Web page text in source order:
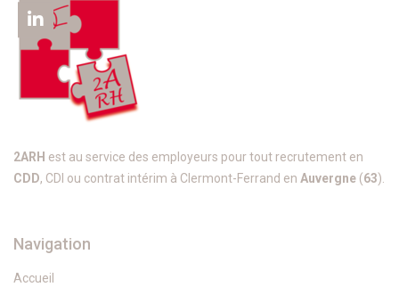
2ARH est au service des employeurs pour tout recrutement en
CDD, CDI ou contrat intérim à Clermont-Ferrand en Auvergne (63).
Navigation
Accueil